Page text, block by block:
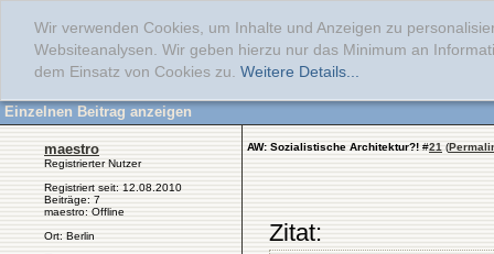
Wir verwenden Cookies, um Inhalte und Anzeigen zu
Websiteanalysen. Wir geben hierzu nur das Minimum an
dem Einsatz von Cookies zu. Weitere Details...
Einzelnen Beitrag anzeigen
maestro
Registrierter Nutzer
Registriert seit: 12.08.2010
Beiträge: 7
maestro: Offline
Ort: Berlin
AW: Sozialistische Architektur?! #21 (
Zitat: